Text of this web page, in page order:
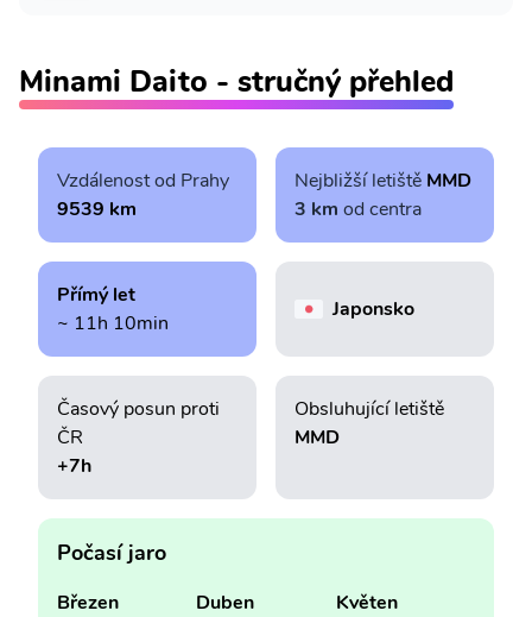
Minami Daito - stručný přehled
Vzdálenost od Prahy
9539 km
Nejbližší letiště MMD
3 km od centra
Přímý let
~ 11h 10min
Japonsko
Časový posun proti
ČR
+7h
Obsluhující letiště
MMD
Počasí jaro
Březen Duben Květen